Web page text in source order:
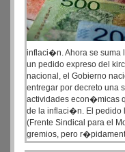
inflaci�n. Ahora se suma
un pedido expreso del
nacional, el Gobierno
entregar por decreto una
actividades econ�micas
de la inflaci�n. El pedido
(Frente Sindical para el
gremios, pero
Trabajadores (CFT), que